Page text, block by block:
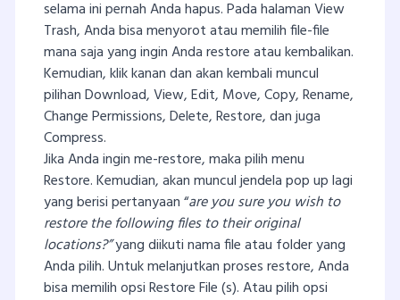
selama ini pernah Anda hapus. Pada halaman View
Trash, Anda bisa menyorot atau memilih file-file
mana saja yang ingin Anda restore atau kembalikan.
Kemudian, klik kanan dan akan kembali muncul
pilihan Download, View, Edit, Move, Copy, Rename,
Change Permissions, Delete, Restore, dan juga
Compress.
Jika Anda ingin me-restore, maka pilih menu
Restore. Kemudian, akan muncul jendela pop up lagi
yang berisi pertanyaan “are you sure you wish to
restore the following files to their original
locations?”yang diikuti nama file atau folder yang
Anda pilih. Untuk melanjutkan proses restore, Anda
bisa memilih opsi Restore File (s). Atau pilih opsi